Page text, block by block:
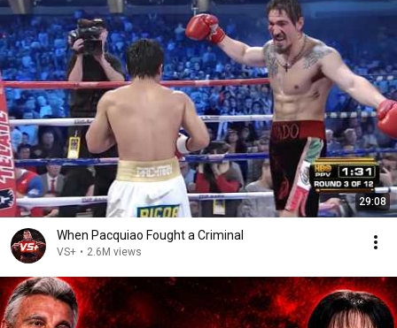
29:08
When Pacquiao Fought a Criminal
VS+ • 2.6M views